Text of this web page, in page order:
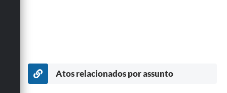
Atos relacionados por assunto